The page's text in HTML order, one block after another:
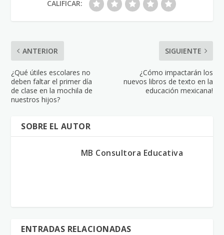
CALIFICAR:
ANTERIOR
¿Qué útiles escolares no
deben faltar el primer día
de clase en la mochila de
nuestros hijos?
SIGUIENTE
¿Cómo impactarán los
nuevos libros de texto en la
educación mexicana!
SOBRE EL AUTOR
MB Consultora Educativa
ENTRADAS RELACIONADAS